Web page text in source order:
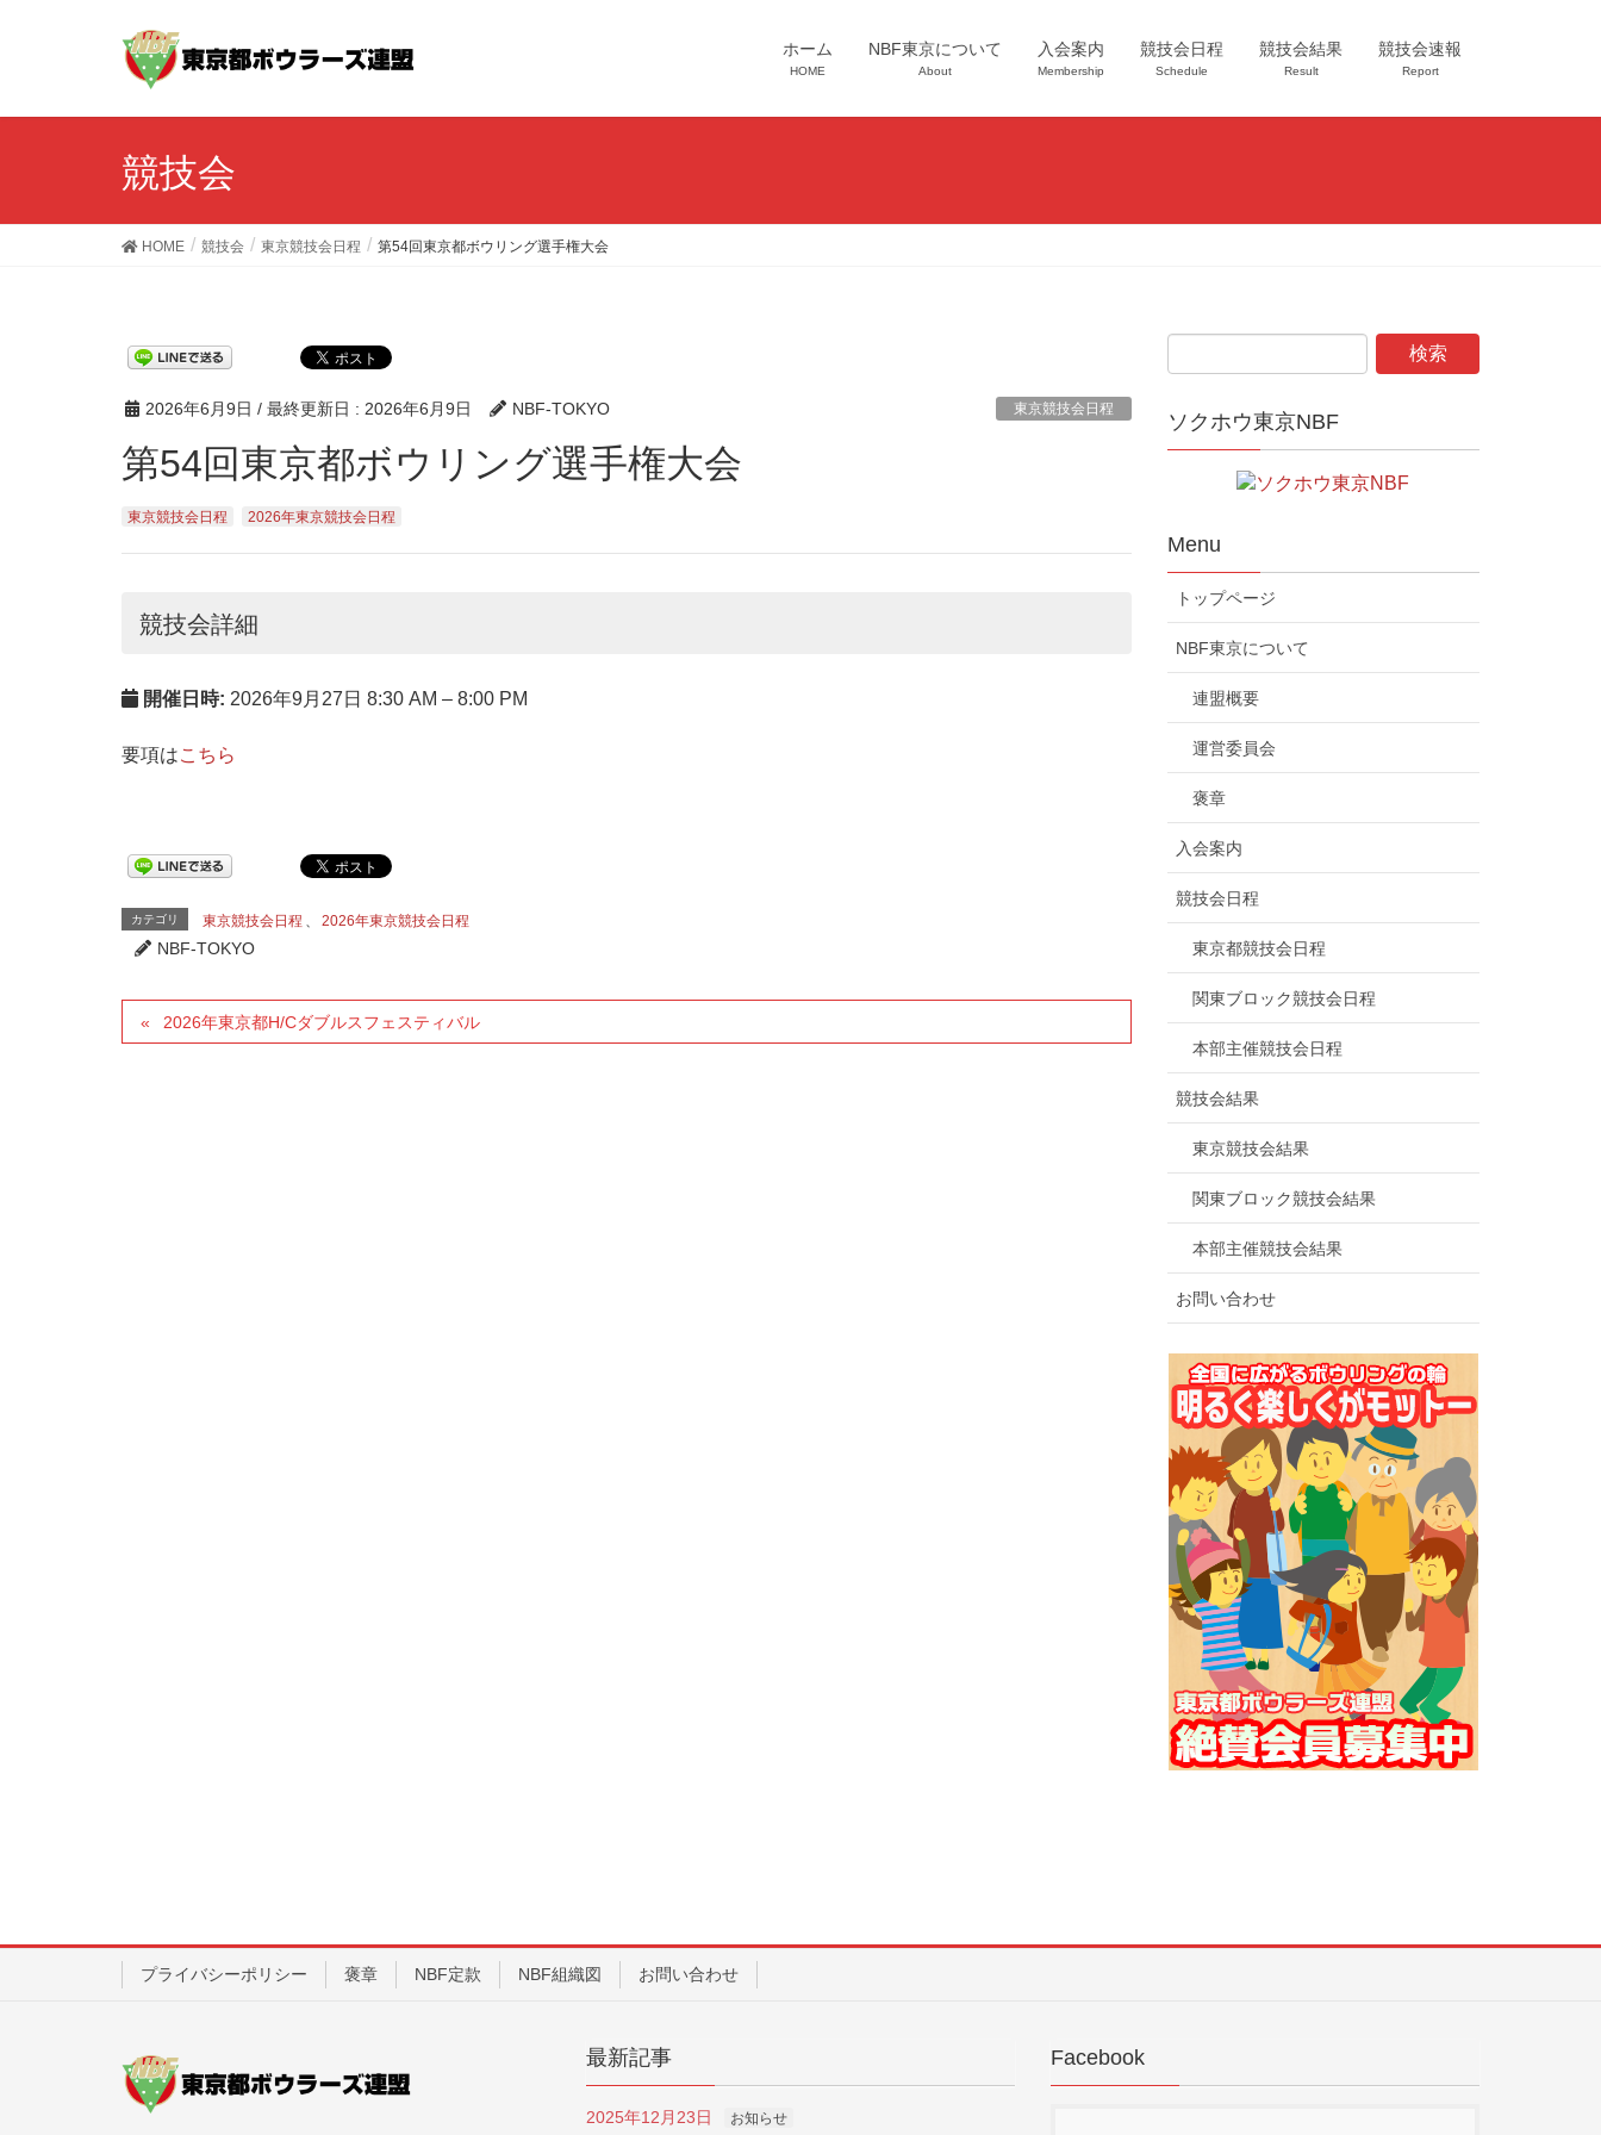
ホーム
HOME
NBF東京について
About
入会案内
Membership
競技会日程
Schedule
競技会結果
Result
競技会速報
Report
競技会
HOME 競技会 東京競技会日程 第54回東京都ボウリング選手権大会
2026年6月9日 / 最終更新日 : 2026年6月9日 NBF-TOKYO 東京競技会日程
第54回東京都ボウリング選手権大会
東京競技会日程 2026年東京競技会日程
競技会詳細
開催日時: 2026年9月27日 8:30 AM – 8:00 PM
要項はこちら
カテゴリ 東京競技会日程 、 2026年東京競技会日程
NBF-TOKYO
2026年東京都H/Cダブルスフェスティバル
ソクホウ東京NBF
Menu
トップページ
NBF東京について
連盟概要
運営委員会
褒章
入会案内
競技会日程
東京都競技会日程
関東ブロック競技会日程
本部主催競技会日程
競技会結果
東京競技会結果
関東ブロック競技会結果
本部主催競技会結果
お問い合わせ
プライバシーポリシー 褒章 NBF定款 NBF組織図 お問い合わせ
最新記事
2025年12月23日 お知らせ
Facebook